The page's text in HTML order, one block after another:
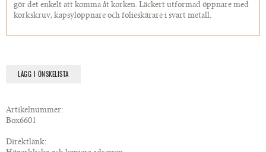
gör det enkelt att komma åt korken. Läckert utformad öppnare med
korkskruv, kapsylöppnare och folieskärare i svart metall.
LÄGG I ÖNSKELISTA
Artikelnummer:
Box6601
Direktlänk: